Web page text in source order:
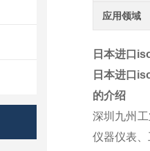
应用领域
日本进口
日本进口
的介绍
深圳九州
仪器仪表